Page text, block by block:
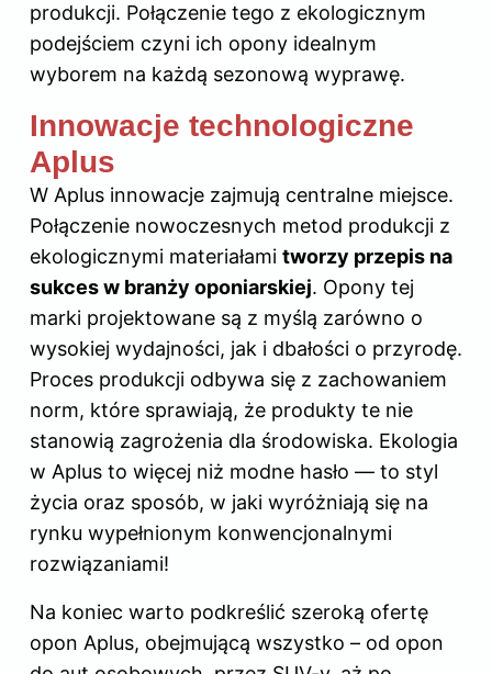
produkcji. Połączenie tego z ekologicznym
podejściem czyni ich opony idealnym
wyborem na każdą sezonową wyprawę.
Innowacje technologiczne
Aplus
W Aplus innowacje zajmują centralne miejsce.
Połączenie nowoczesnych metod produkcji z
ekologicznymi materiałami tworzy przepis na
sukces w branży oponiarskiej. Opony tej
marki projektowane są z myślą zarówno o
wysokiej wydajności, jak i dbałości o przyrodę.
Proces produkcji odbywa się z zachowaniem
norm, które sprawiają, że produkty te nie
stanowią zagrożenia dla środowiska. Ekologia
w Aplus to więcej niż modne hasło — to styl
życia oraz sposób, w jaki wyróżniają się na
rynku wypełnionym konwencjonalnymi
rozwiązaniami!
Na koniec warto podkreślić szeroką ofertę
opon Aplus, obejmującą wszystko – od opon